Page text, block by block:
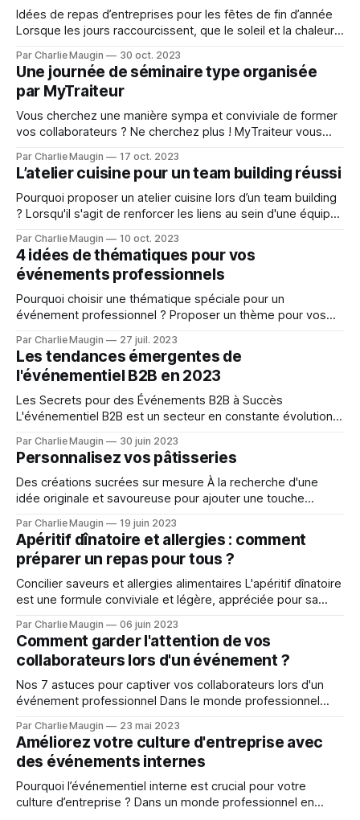
Idées de repas d’entreprises pour les fêtes de fin d’année
Lorsque les jours raccourcissent, que le soleil et la chaleur
d’année est toujours réconfortant pour vos équipes.
Remotiver vos troupes et misez sur les produits
Par Charlie Maugin 30 oct. 2023
Une journée de séminaire type organisée
par MyTraiteur
Vous cherchez une manière sympa et conviviale de former
vos collaborateurs ? Ne cherchez plus ! MyTraiteur vous
MyTraiteur propose de rythmer votre journée par des
moments de partages conviviaux autour de snacks et de
repas. Ces instants sont source d’énergie et de
remobilisation
Par Charlie Maugin 17 oct. 2023
L’atelier cuisine pour un team building réussi
Pourquoi proposer un atelier cuisine lors d’un team building
? Lorsqu'il s'agit de renforcer les liens au sein d'une équipe,
La préparation, la dégustation et le partage d'un repas
Par Charlie Maugin 10 oct. 2023
4 idées de thématiques pour vos
événements professionnels
Pourquoi choisir une thématique spéciale pour un
événement professionnel ? Proposer un thème pour vos
direction claire à votre événement et crée une expérience
mémorable pour vos collaborateurs ou vos clients. De plus,
sachez qu’un thème bien choisi va stimuler l'
Par Charlie Maugin 27 juil. 2023
Les tendances émergentes de
l'événementiel B2B en 2023
Les Secrets pour des Événements B2B à Succès
L'événementiel B2B est un secteur en constante évolution,
entreprises qui cherchent à organiser des événements
mémorables et réussis. Que ce soit pour des conférences,
des salons professionnels, des réunions d'affaires ou des
Par Charlie Maugin 30 juin 2023
Personnalisez vos pâtisseries
Des créations sucrées sur mesure À la recherche d'une
idée originale et savoureuse pour ajouter une touche
MyTraiteur nous vous proposons de personnaliser vos
desserts, vos pièces cocktail sucrées, gâteaux ou
pâtisseries selon vos goûts et vos préférences. Imaginez
des
Par Charlie Maugin 19 juin 2023
Apéritif dînatoire et allergies : comment
préparer un repas pour tous ?
Concilier saveurs et allergies alimentaires L'apéritif dînatoire
est une formule conviviale et légère, appréciée pour sa
l'on organise un tel repas, il est essentiel de prendre en
compte les différentes allergies alimentaires éventuelles de
vos convives car aujourd’
Par Charlie Maugin 06 juin 2023
Comment garder l'attention de vos
collaborateurs lors d'un événement ?
Nos 7 astuces pour captiver vos collaborateurs lors d'un
événement professionnel Dans le monde professionnel
vos collaborateurs est essentiel pour garantir le succès de
vos initiatives et stimuler la productivité de votre équipe.
Transformez vos
Par Charlie Maugin 23 mai 2023
Améliorez votre culture d'entreprise avec
des événements internes
Pourquoi l’événementiel interne est crucial pour votre
culture d’entreprise ? Dans un monde professionnel en